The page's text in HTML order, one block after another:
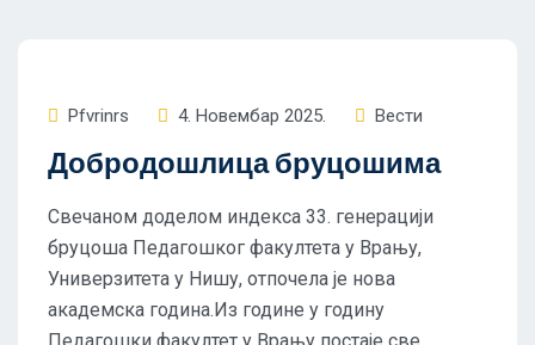
Pfvrinrs 4. Новембар 2025. Вести
Добродошлица бруцошима
Свечаном доделом индекса 33. генерацији
бруцоша Педагошког факултета у Врању,
Универзитета у Нишу, отпочела је нова
академска година.Из године у годину